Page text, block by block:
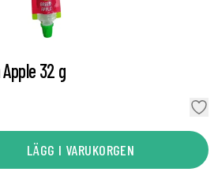
32 g
LÄGG I VARUKORGEN